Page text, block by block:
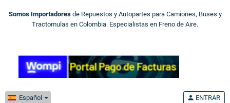
Somos Importadores de Repuestos y Autopartes para Camiones, Buses y
Tractomulas en Colombia. Especialistas en Freno de Aire.
Español person ENTRAR